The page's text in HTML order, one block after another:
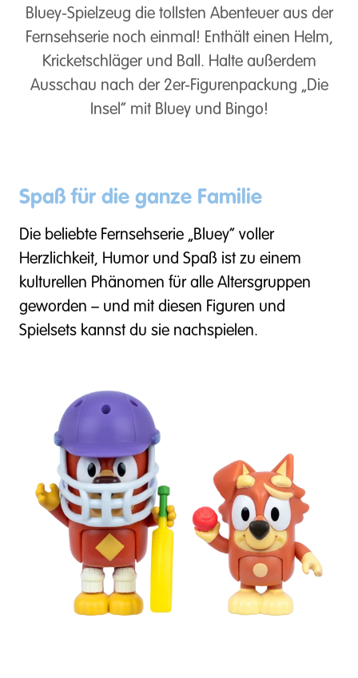
Bluey-Spielzeug die tollsten Abenteuer aus der
Fernsehserie noch einmal! Enthält einen Helm,
Kricketschläger und Ball. Halte außerdem
Ausschau nach der 2er-Figurenpackung „Die
Insel“ mit Bluey und Bingo!
Spaß für die ganze Familie
Die beliebte Fernsehserie „Bluey“ voller
Herzlichkeit, Humor und Spaß ist zu einem
kulturellen Phänomen für alle Altersgruppen
geworden – und mit diesen Figuren und
Spielsets kannst du sie nachspielen.